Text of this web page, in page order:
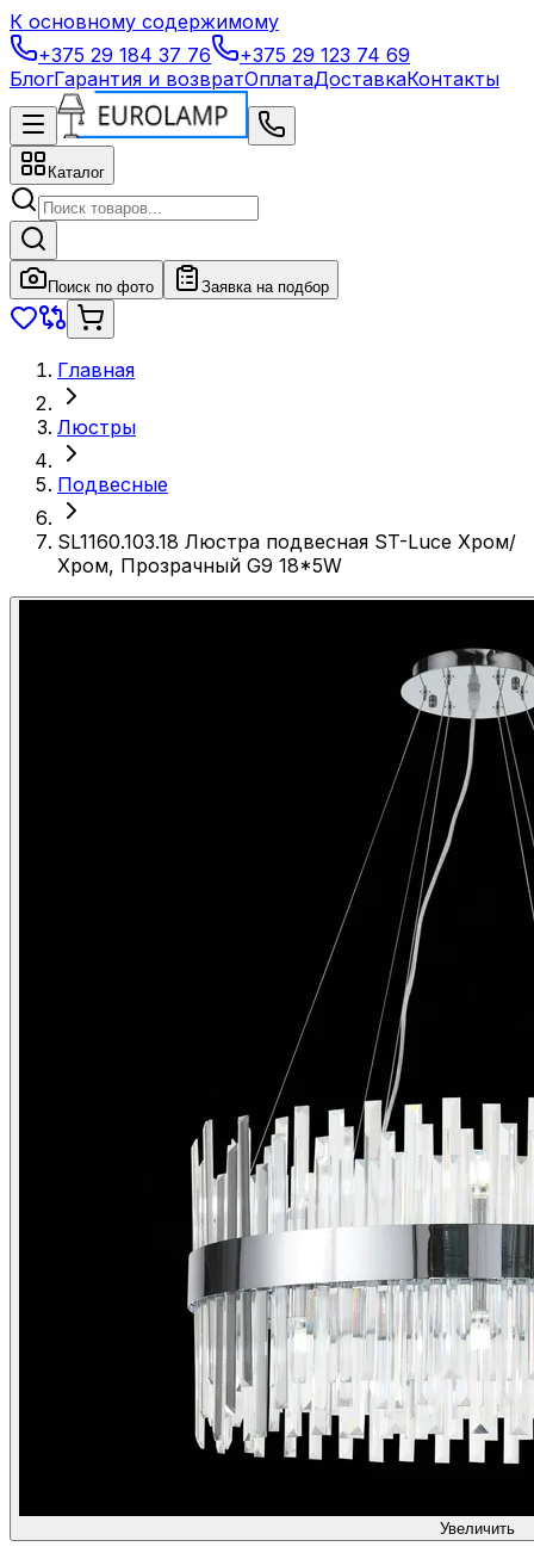
К основному содержимому
+375 29 184 37 76
+375 29 123 74 69
БлогГарантия и возвратОплатаДоставкаКонтакты
Каталог
Поиск по фото Заявка на подбор
Главная
Люстры
Подвесные
SL1160.103.18 Люстра подвесная ST-Luce Хром/
Хром, Прозрачный G9 18*5W
Увеличить